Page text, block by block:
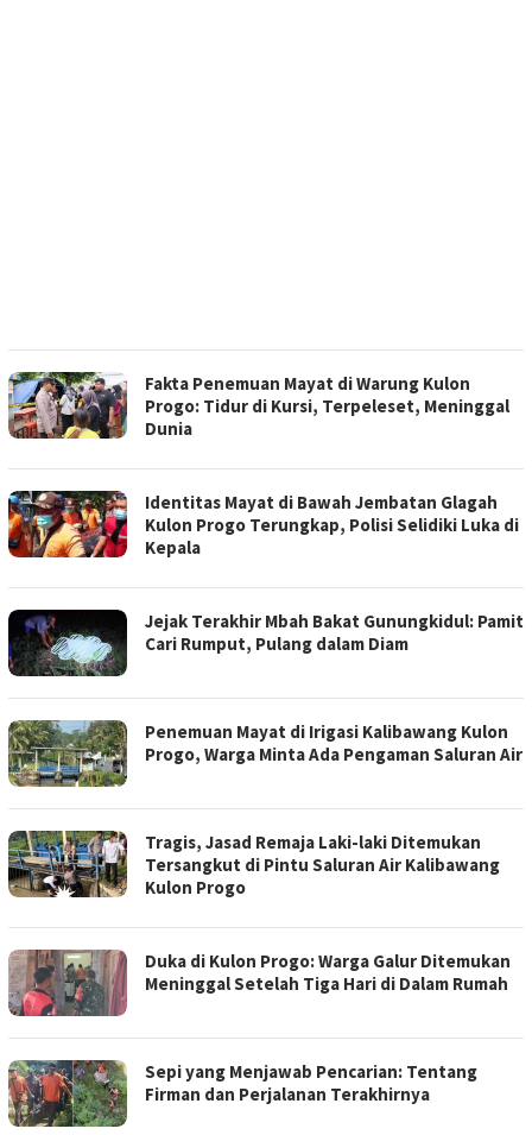
Fakta Penemuan Mayat di Warung Kulon
Progo: Tidur di Kursi, Terpeleset, Meninggal
Dunia
Identitas Mayat di Bawah Jembatan Glagah
Kulon Progo Terungkap, Polisi Selidiki Luka di
Kepala
Jejak Terakhir Mbah Bakat Gunungkidul: Pamit
Cari Rumput, Pulang dalam Diam
Penemuan Mayat di Irigasi Kalibawang Kulon
Progo, Warga Minta Ada Pengaman Saluran Air
Tragis, Jasad Remaja Laki-laki Ditemukan
Tersangkut di Pintu Saluran Air Kalibawang
Kulon Progo
Duka di Kulon Progo: Warga Galur Ditemukan
Meninggal Setelah Tiga Hari di Dalam Rumah
Sepi yang Menjawab Pencarian: Tentang
Firman dan Perjalanan Terakhirnya